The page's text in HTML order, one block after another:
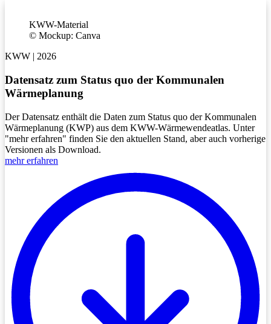
KWW-Material
© Mockup: Canva
KWW | 2026
Datensatz zum Status quo der Kommu­nalen
Wärme­planung
Der Datensatz enthält die Daten zum Status quo der Kommunalen
Wärmeplanung (KWP) aus dem KWW-Wärmewendeatlas. Unter
"mehr erfahren" finden Sie den aktuellen Stand, aber auch vorherige
Versionen als Download.
mehr erfahren